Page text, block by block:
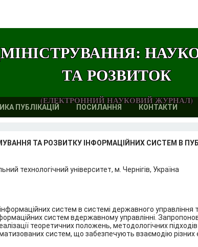
ТА РОЗВИТОК
(ЕЛЕКТРОННИЙ НАУКОВИЙ ЖУРНАЛ)
ПУБЛІКАЦІЙ ПОСИЛАННЯ КОНТАКТИ
ТА РОЗВИТКУ ІНФОРМАЦІЙНИХ СИСТЕМ В
технологічний університет, м. Чернігів, Україна
систем в системі державного
систем вдержавному управлінні.
теоретичних положень, методологічних
систем, що забезпечують взаємодію різних